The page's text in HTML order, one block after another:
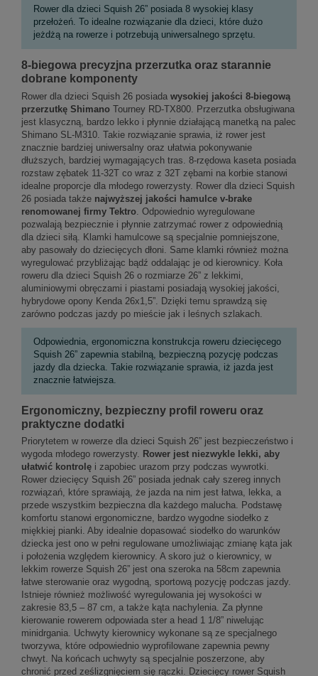
Rower dla dzieci Squish 26” posiada 8 wysokiej klasy
przełożeń. To idealne rozwiązanie dla dzieci, które dużo
jeżdżą na rowerze i potrzebują uniwersalnego sprzętu.
8-biegowa precyzjna przerzutka oraz starannie
dobrane komponenty
Rower dla dzieci Squish 26 posiada wysokiej jakości 8-biegową
przerzutkę Shimano Tourney RD-TX800. Przerzutka obsługiwana
jest klasyczną, bardzo lekko i płynnie działającą manetką na palec
Shimano SL-M310. Takie rozwiązanie sprawia, iż rower jest
znacznie bardziej uniwersalny oraz ułatwia pokonywanie
dłuższych, bardziej wymagających tras. 8-rzędowa kaseta posiada
rozstaw zębatek 11-32T co wraz z 32T zębami na korbie stanowi
idealne proporcje dla młodego rowerzysty. Rower dla dzieci Squish
26 posiada także najwyższej jakości hamulce v-brake
renomowanej firmy Tektro . Odpowiednio wyregulowane
pozwalają bezpiecznie i płynnie zatrzymać rower z odpowiednią
dla dzieci siłą. Klamki hamulcowe są specjalnie pomniejszone,
aby pasowały do dziecięcych dłoni. Same klamki również można
wyregulować przybliżając bądź oddalając je od kierownicy. Koła
roweru dla dzieci Squish 26 o rozmiarze 26” z lekkimi,
aluminiowymi obręczami i piastami posiadają wysokiej jakości,
hybrydowe opony Kenda 26x1,5”. Dzięki temu sprawdzą się
zarówno podczas jazdy po mieście jak i leśnych szlakach.
Odpowiednia, ergonomiczna konstrukcja roweru dziecięcego
Squish 26” zapewnia stabilną, bezpieczną pozycję podczas
jazdy dla dziecka. Takie rozwiązanie sprawia, iż jazda jest
znacznie łatwiejsza.
Ergonomiczny, bezpieczny profil roweru oraz
praktyczne dodatki
Priorytetem w rowerze dla dzieci Squish 26” jest bezpieczeństwo i
wygoda młodego rowerzysty. Rower jest niezwykle lekki, aby
ułatwić kontrolę i zapobiec urazom przy podczas wywrotki.
Rower dziecięcy Squish 26” posiada jednak cały szereg innych
rozwiązań, które sprawiają, że jazda na nim jest łatwa, lekka, a
przede wszystkim bezpieczna dla każdego malucha. Podstawę
komfortu stanowi ergonomiczne, bardzo wygodne siodełko z
miękkiej pianki. Aby idealnie dopasować siodełko do warunków
dziecka jest ono w pełni regulowane umożliwiając zmianę kąta jak
i położenia względem kierownicy. A skoro już o kierownicy, w
lekkim rowerze Squish 26” jest ona szeroka na 58cm zapewnia
łatwe sterowanie oraz wygodną, sportową pozycję podczas jazdy.
Istnieje również możliwość wyregulowania jej wysokości w
zakresie 83,5 – 87 cm, a także kąta nachylenia. Za płynne
kierowanie rowerem odpowiada ster a head 1 1/8” niwelując
minidrgania. Uchwyty kierownicy wykonane są ze specjalnego
tworzywa, które odpowiednio wyprofilowane zapewnia pewny
chwyt. Na końcach uchwyty są specjalnie poszerzone, aby
chronić przed ześlizgnięciem się rączki. Dziecięcy rower Squish